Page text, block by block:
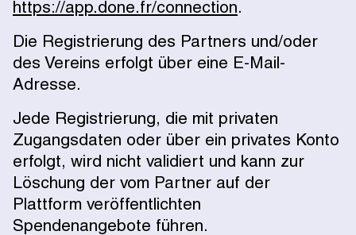
https://app.done.fr/connection.
Die Registrierung des Partners und/oder
des Vereins erfolgt über eine E-Mail-
Adresse.
Jede Registrierung, die mit privaten
Zugangsdaten oder über ein privates Konto
erfolgt, wird nicht validiert und kann zur
Löschung der vom Partner auf der
Plattform veröffentlichten
Spendenangebote führen.